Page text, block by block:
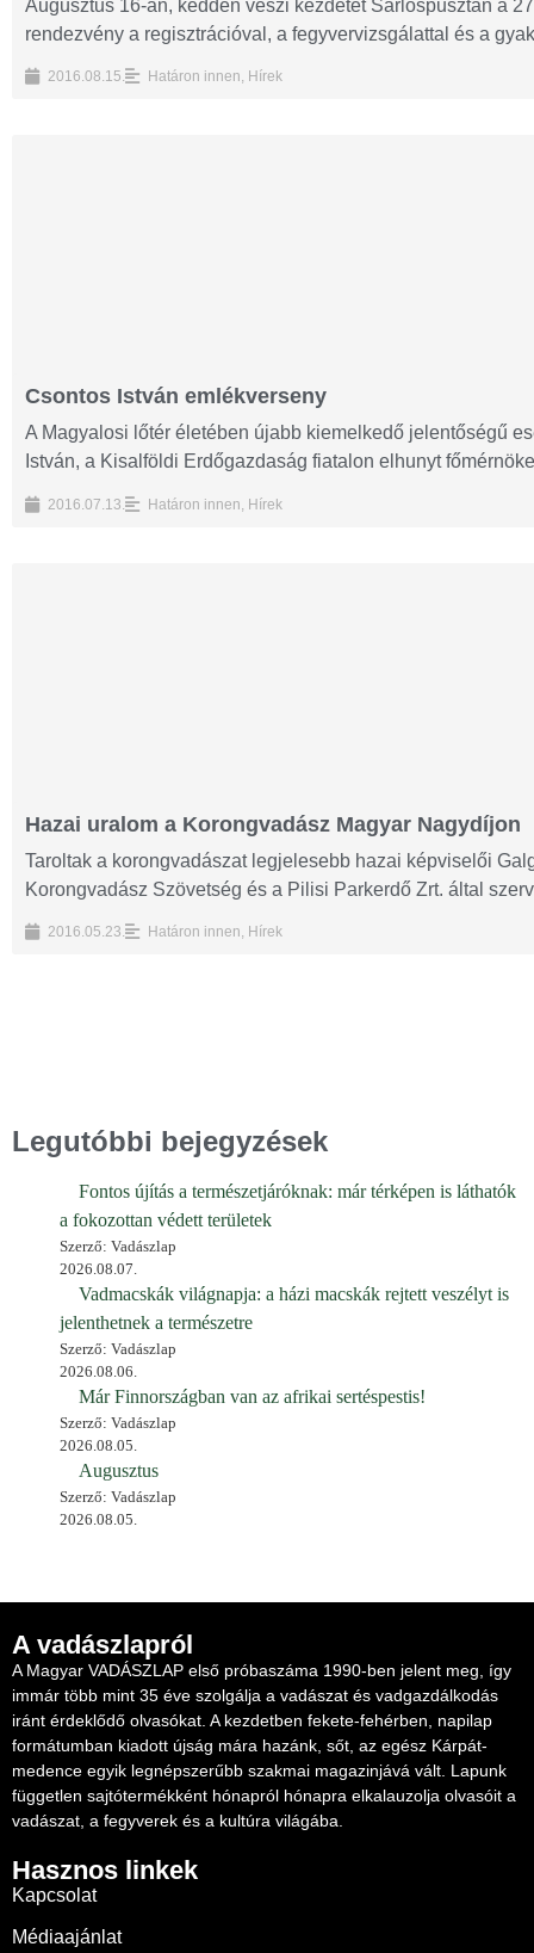
Augusztus 16-án, kedden veszi kezdetét Sarlóspusztán a
rendezvény a regisztrációval, a fegyvervizsgálattal és a
2016.08.15. Határon innen, Hírek
Csontos István emlékverseny
A Magyalosi lőtér életében újabb kiemelkedő jelentőségű
István, a Kisalföldi Erdőgazdaság fiatalon elhunyt
2016.07.13. Határon innen Hírek
Hazai uralom a Korongvadász Magyar Nagydíjon
Taroltak a korongvadászat legjelesebb hazai képviselői
Korongvadász Szövetség és a Pilisi Parkerdő Zrt. által
2016.05.23. Határon innen, Hírek
Legutóbbi bejegyzések
Fontos újítás a természetjáróknak: már térképen is láthatók
a fokozottan védett területek
Szerző: Vadászlap
2026.08.07.
Vadmacskák világnapja: a házi macskák rejtett veszélyt is
jelenthetnek a természetre
Szerző: Vadászlap
2026.08.06.
Már Finnországban van az afrikai sertéspestis!
Szerző: Vadászlap
2026.08.05.
Augusztus
Szerző: Vadászlap
2026.08.05.
A vadászlapról
A Magyar VADÁSZLAP első próbaszáma 1990-ben jelent meg, így
immár több mint 35 éve szolgálja a vadászat és vadgazdálkodás
iránt érdeklődő olvasókat. A kezdetben fekete-fehérben, napilap
formátumban kiadott újság mára hazánk, sőt, az egész Kárpát-
medence egyik legnépszerűbb szakmai magazinjává vált. Lapunk
független sajtótermékként hónapról hónapra elkalauzolja olvasóit a
vadászat, a fegyverek és a kultúra világába.
Hasznos linkek
Kapcsolat
Médiaajánlat